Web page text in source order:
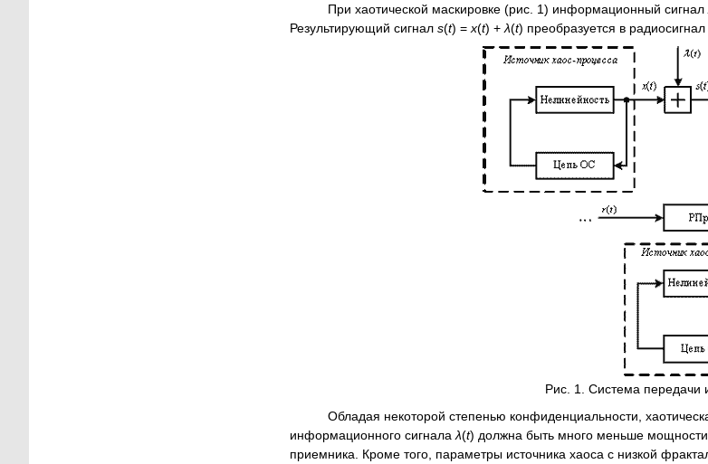
При хаотической маскировке (рис. 1) информационный сигнал
Результирующий сигнал s(t) = x(t) + λ(t) преобразуется в
Рис. 1. Система передачи
Обладая некоторой степенью конфиденциальности,
информационного сигнала λ(t) должна быть много меньше мощности
приемника. Кроме того, параметры источника хаоса с низкой